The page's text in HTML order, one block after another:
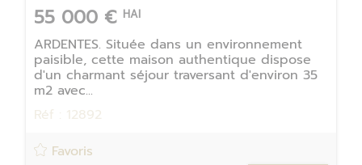
55 000 € HAI
ARDENTES. Située dans un environnement
paisible, cette maison authentique dispose
d'un charmant séjour traversant d'environ 35
m2 avec...
Réf : 12892
Favoris